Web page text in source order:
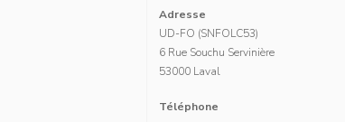
Adresse
UD-FO (SNFOLC53)
6 Rue Souchu Servinière
53000 Laval
Téléphone